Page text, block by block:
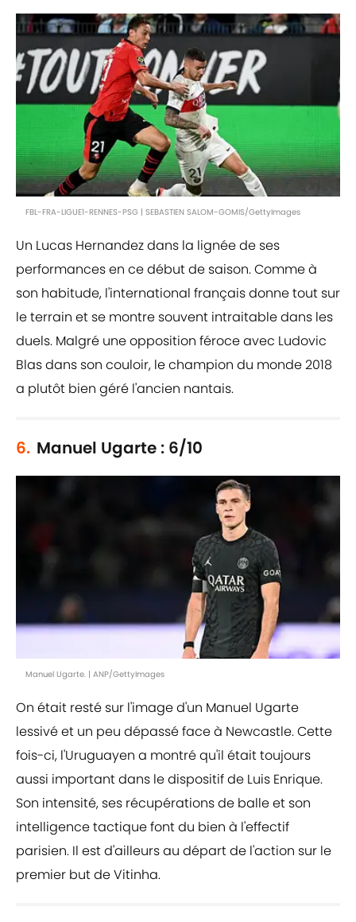
FBL-FRA-LIGUE1-RENNES-PSG | SEBASTIEN SALOM-GOMIS/GettyImages
Un Lucas Hernandez dans la lignée de ses
performances en ce début de saison. Comme à
son habitude, l'international français donne tout sur
le terrain et se montre souvent intraitable dans les
duels. Malgré une opposition féroce avec Ludovic
Blas dans son couloir, le champion du monde 2018
a plutôt bien géré l'ancien nantais.
6. Manuel Ugarte : 6/10
Manuel Ugarte. | ANP/GettyImages
On était resté sur l'image d'un Manuel Ugarte
lessivé et un peu dépassé face à Newcastle. Cette
fois-ci, l'Uruguayen a montré qu'il était toujours
aussi important dans le dispositif de Luis Enrique.
Son intensité, ses récupérations de balle et son
intelligence tactique font du bien à l'effectif
parisien. Il est d'ailleurs au départ de l'action sur le
premier but de Vitinha.